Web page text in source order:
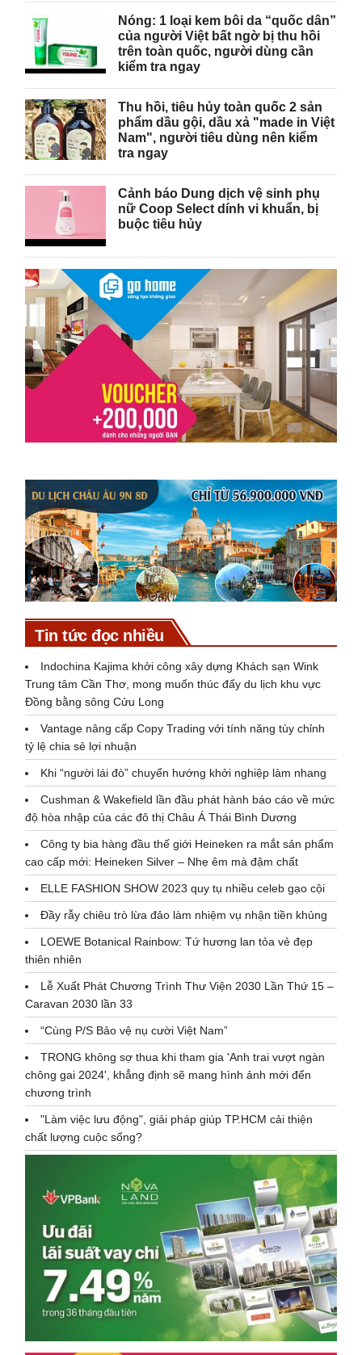
Nóng: 1 loại kem bôi da “quốc dân”
của người Việt bất ngờ bị thu hồi
trên toàn quốc, người dùng cần
kiểm tra ngay
Thu hồi, tiêu hủy toàn quốc 2 sản
phẩm dầu gội, dầu xả "made in Việt
Nam", người tiêu dùng nên kiểm
tra ngay
Cảnh báo Dung dịch vệ sinh phụ
nữ Coop Select dính vi khuẩn, bị
buộc tiêu hủy
Tin tức đọc nhiều
Indochina Kajima khởi công xây dựng Khách sạn Wink
Trung tâm Cần Thơ, mong muốn thúc đẩy du lịch khu vực
Đồng bằng sông Cửu Long
Vantage nâng cấp Copy Trading với tính năng tùy chỉnh
tỷ lệ chia sẻ lợi nhuận
Khi “người lái đò” chuyển hướng khởi nghiệp làm nhang
Cushman & Wakefield lần đầu phát hành báo cáo về mức
độ hòa nhập của các đô thị Châu Á Thái Bình Dương
Công ty bia hàng đầu thế giới Heineken ra mắt sản phẩm
cao cấp mới: Heineken Silver – Nhẹ êm mà đậm chất
ELLE FASHION SHOW 2023 quy tụ nhiều celeb gạo cội
Đầy rẫy chiêu trò lừa đảo làm nhiệm vụ nhận tiền khủng
LOEWE Botanical Rainbow: Tứ hương lan tỏa vẻ đẹp
thiên nhiên
Lễ Xuất Phát Chương Trình Thư Viện 2030 Lần Thứ 15 –
Caravan 2030 lần 33
“Cùng P/S Bảo vệ nụ cười Việt Nam”
TRONG không sợ thua khi tham gia 'Anh trai vượt ngàn
chông gai 2024', khẳng định sẽ mang hình ảnh mới đến
chương trình
"Làm việc lưu động", giải pháp giúp TP.HCM cải thiện
chất lượng cuộc sống?